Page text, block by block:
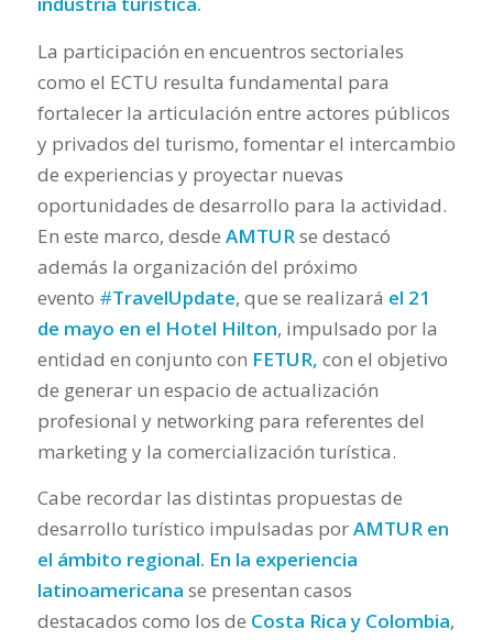
La participación en encuentros sectoriales
como el ECTU resulta fundamental para
fortalecer la articulación entre actores públicos
y privados del turismo, fomentar el intercambio
de experiencias y proyectar nuevas
oportunidades de desarrollo para la actividad.
En este marco, desde AMTURse destacó
además la organización del próximo
evento #TravelUpdate, que se realizará el 21
de mayo en el Hotel Hilton, impulsado por la
entidad en conjunto con FETUR, con el objetivo
de generar un espacio de actualización
profesional y networking para referentes del
marketing y la comercialización turística.
Cabe recordar las distintas propuestas de
desarrollo turístico impulsadas porAMTUR en
el ámbito regional. En la experiencia
latinoamericana se presentan casos
destacados como los de Costa Rica y Colombia,